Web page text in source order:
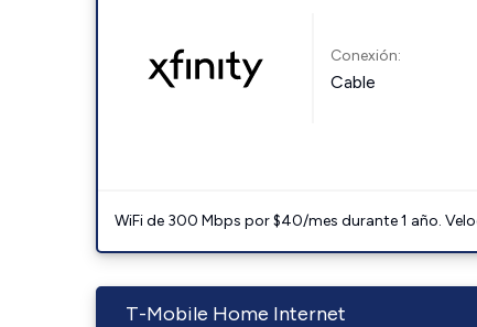
Conexión:
Cable
WiFi de 300 Mbps por $40/mes durante 1 año.
T-Mobile Home Internet